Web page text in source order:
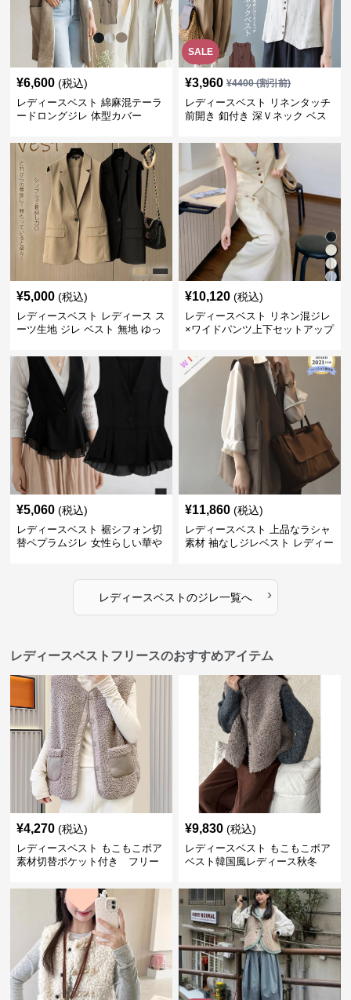
¥6,600 (税込)
レディースベスト 綿麻混テーラ
ードロングジレ 体型カバー
SALE
¥3,960 ¥4400(割引前)
レディースベスト リネンタッチ
前開き 釦付き 深Ｖネック ベス
¥5,000 (税込)
レディースベスト レディース ス
ーツ生地 ジレ ベスト 無地 ゆっ
¥10,120 (税込)
レディースベスト リネン混ジレ
×ワイドパンツ上下セットアップ
¥5,060 (税込)
レディースベスト 裾シフォン切
替ペプラムジレ 女性らしい華や
¥11,860 (税込)
レディースベスト 上品なラシャ
素材 袖なしジレベスト レディー
レディースベストのジレ一覧へ ›
レディースベストフリースのおすすめアイテム
¥4,270 (税込)
レディースベスト もこもこボア
素材切替ポケット付き フリー
¥9,830 (税込)
レディースベスト もこもこボア
ベスト韓国風レディース秋冬